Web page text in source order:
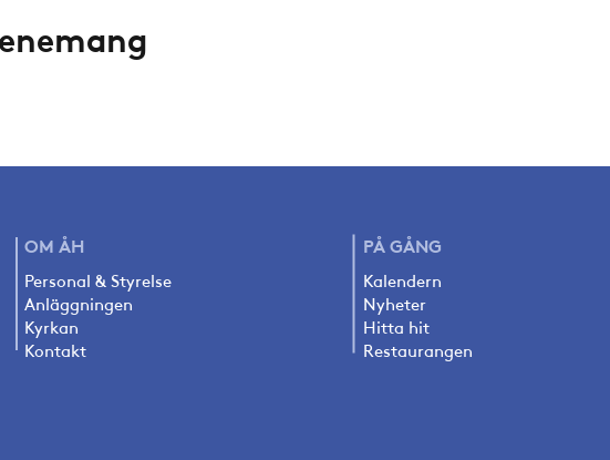
OM ÅH
Personal & Styrelse
Anläggningen
Kyrkan
Kontakt
PÅGÅNG
Kalendern
Nyheter
Hitta hit
Restaurangen